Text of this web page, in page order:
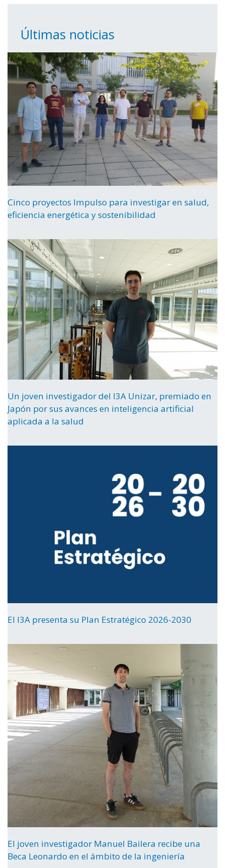
Últimas noticias
Cinco proyectos Impulso para investigar en salud,
eficiencia energética y sostenibilidad
Un joven investigador del I3A Unizar, premiado en
Japón por sus avances en inteligencia artificial
aplicada a la salud
El I3A presenta su Plan Estratégico 2026-2030
El joven investigador Manuel Bailera recibe una
Beca Leonardo en el ámbito de la ingeniería